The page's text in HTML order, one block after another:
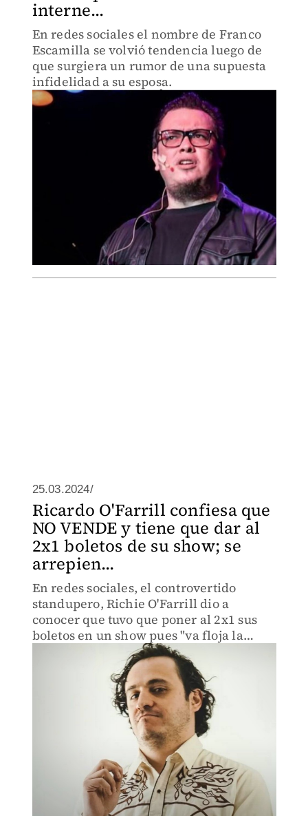
interne...
En redes sociales el nombre de Franco
Escamilla se volvió tendencia luego de
que surgiera un rumor de una supuesta
infidelidad a su esposa.
25.03.2024/
Ricardo O'Farrill confiesa que
NO VENDE y tiene que dar al
2x1 boletos de su show; se
arrepien...
En redes sociales, el controvertido
standupero, Richie O'Farrill dio a
conocer que tuvo que poner al 2x1 sus
boletos en un show pues "va floja la